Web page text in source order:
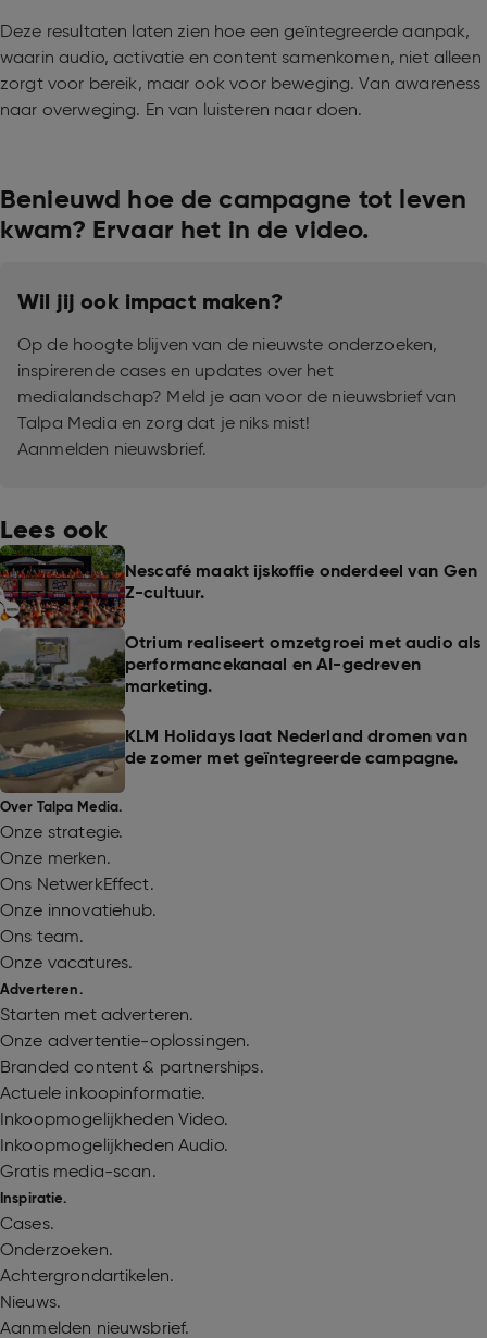
Deze resultaten laten zien hoe een geïntegreerde aanpak,
waarin audio, activatie en content samenkomen, niet alleen
zorgt voor bereik, maar ook voor beweging. Van awareness
naar overweging. En van luisteren naar doen.
Benieuwd hoe de campagne tot leven
kwam? Ervaar het in de video.
Wil jij ook impact maken?
Op de hoogte blijven van de nieuwste onderzoeken,
inspirerende cases en updates over het
medialandschap? Meld je aan voor de nieuwsbrief van
Talpa Media en zorg dat je niks mist!
Aanmelden nieuwsbrief.
Lees ook
Nescafé maakt ijskoffie onderdeel van Gen
Z-cultuur.
Otrium realiseert omzetgroei met audio als
performancekanaal en AI-gedreven
marketing.
KLM Holidays laat Nederland dromen van
de zomer met geïntegreerde campagne.
Over Talpa Media.
Onze strategie.
Onze merken.
Ons NetwerkEffect.
Onze innovatiehub.
Ons team.
Onze vacatures.
Adverteren.
Starten met adverteren.
Onze advertentie-oplossingen.
Branded content & partnerships.
Actuele inkoopinformatie.
Inkoopmogelijkheden Video.
Inkoopmogelijkheden Audio.
Gratis media-scan.
Inspiratie.
Cases.
Onderzoeken.
Achtergrondartikelen.
Nieuws.
Aanmelden nieuwsbrief.